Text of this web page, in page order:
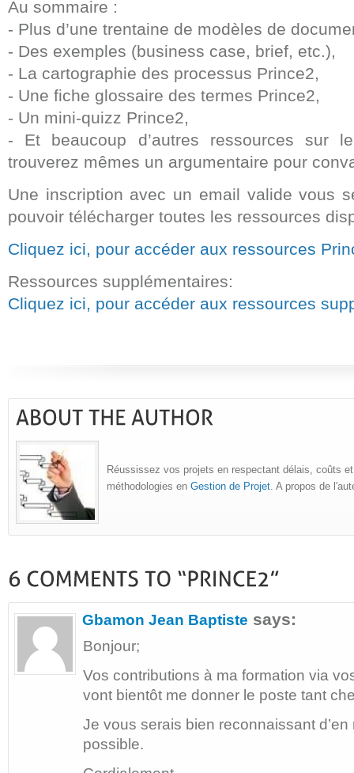
Au sommaire :
- Plus d’une trentaine de modèles de
- Des exemples (business case, brief, etc.),
- La cartographie des processus Prince2,
- Une fiche glossaire des termes Prince2,
- Un mini-quizz Prince2,
- Et beaucoup d’autres ressources sur
trouverez mêmes un argumentaire pour
Une inscription avec un email valide vous
pouvoir télécharger toutes les ressources
Cliquez ici, pour accéder aux ressources
Ressources supplémentaires:
Cliquez ici, pour accéder aux ressources
Réussissez vos projets en respectant délais, coûts
méthodologies en Gestion de Projet. A propos de
Gbamon Jean Baptiste says:
Bonjour;
Vos contributions à ma formation via
vont bientôt me donner le poste tant
Je vous serais bien reconnaissant
possible.